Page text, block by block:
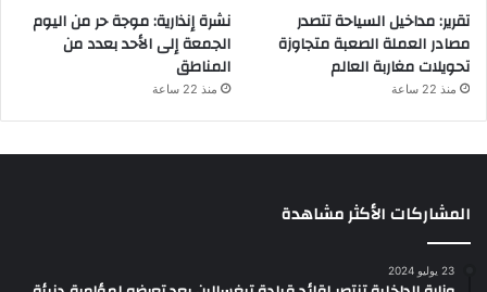
تقرير: مداخيل السياحة تتصدر
مصادر العملة الصعبة متجاوزة
تحويلات مغاربة العالم
منذ 22 ساعة
نشرة إنذارية: موجة حر من اليوم
الجمعة إلى الأحد بعدد من
المناطق
منذ 22 ساعة
المشاركات الأكثر مشاهدة
23 يوليو 2024